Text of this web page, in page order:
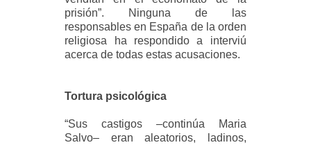
prisión”. Ninguna de las
responsables en España de la orden
religiosa ha respondido a interviú
acerca de todas estas acusaciones.
Tortura psicológica
“Sus castigos –continúa Maria
Salvo– eran aleatorios, ladinos,